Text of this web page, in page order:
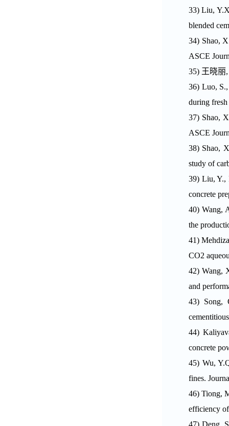
33)Liu,
blended
34) Shao,
ASCE
35) 王晓丽
36) Luo,
during
37) Shao,
ASCE
38) Shao,
study of
39) Liu, Y.,
concrete
40)Wang,
the
41)
CO2
42) Wang,
and
43) Song,
44)
concrete
45) Wu,
fines.
46)Tiong,
efficiency